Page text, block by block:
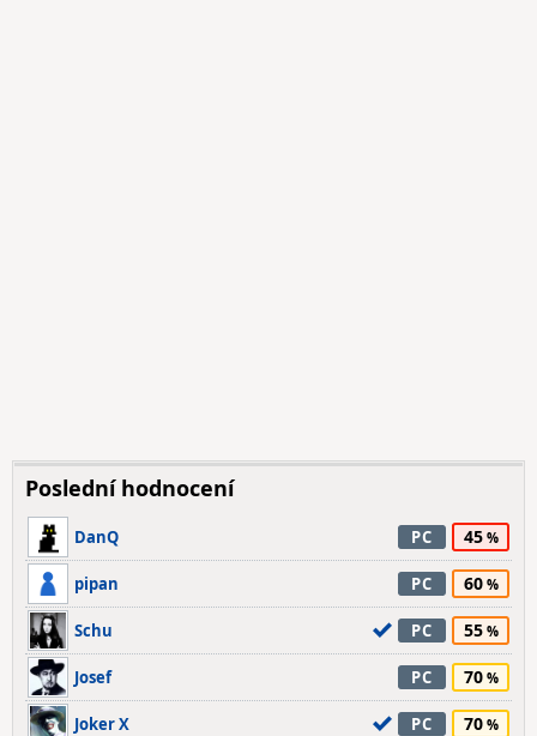
Poslední hodnocení
DanQ PC 45
pipan PC 60
Schu PC 55
Josef PC 70
Joker X PC 70